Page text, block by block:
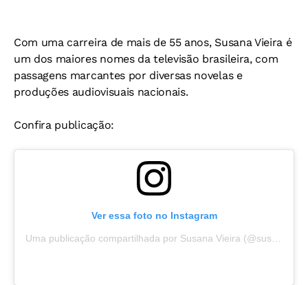
Com uma carreira de mais de 55 anos, Susana Vieira é
um dos maiores nomes da televisão brasileira, com
passagens marcantes por diversas novelas e
produções audiovisuais nacionais.
Confira publicação:
Ver essa foto no Instagram
Uma publicação compartilhada por Susana Vieira (@susanavieiraoficial)